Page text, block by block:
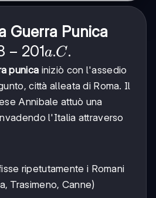
Guerra Punica
− 201a.C.
punica iniziò con l'assedio
città alleata di Roma. Il
Annibale attuò una
l'Italia attraverso
ripetutamente i Romani
Trasimeno, Canne)